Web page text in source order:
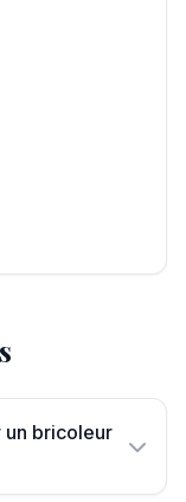
un bricoleur